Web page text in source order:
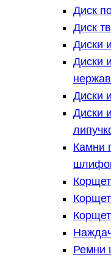
Диск
Диск
Диски
Диски
Диски
Диски
Камни
Ремни